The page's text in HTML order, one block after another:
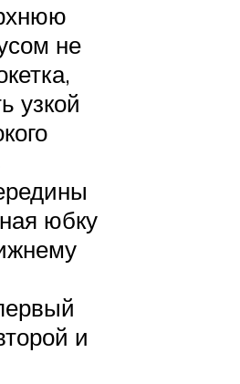
не
узкой
юбку
и